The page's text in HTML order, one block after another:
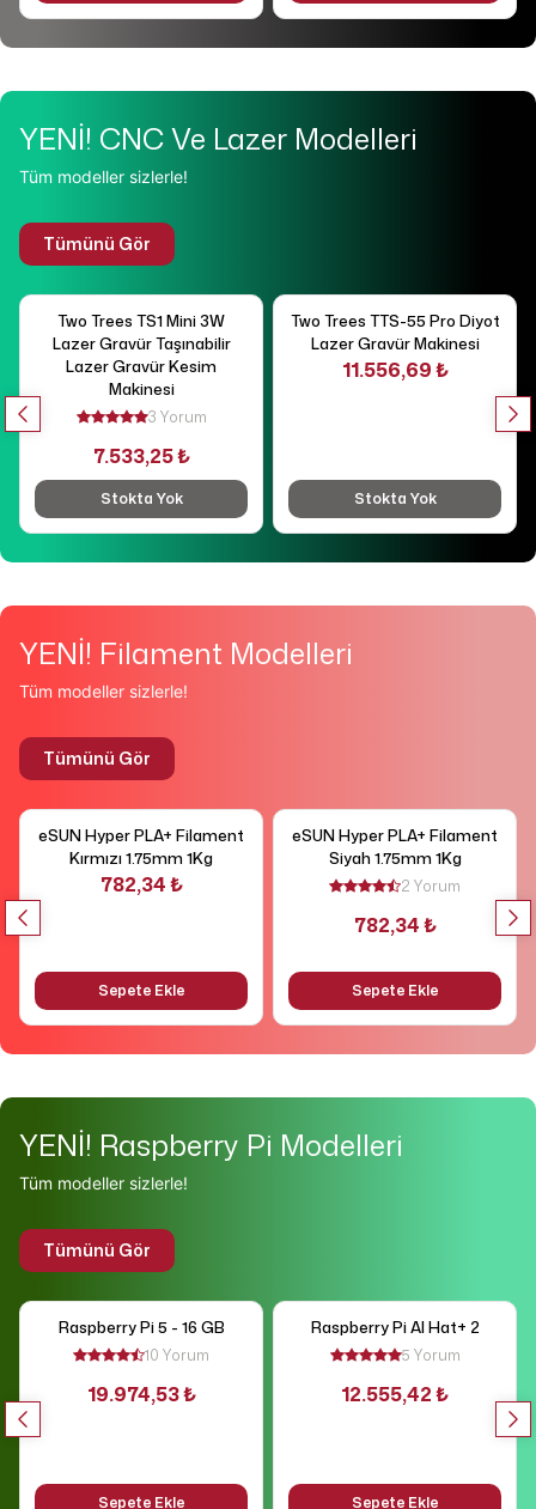
YENİ! CNC Ve Lazer Modelleri
Tüm modeller sizlerle!
Tümünü Gör
Two Trees TS1 Mini 3W
Lazer Gravür Taşınabilir
Lazer Gravür Kesim
Makinesi
3 Yorum
7.533,25 ₺
Stokta Yok
Two Trees TTS-55 Pro Diyot
Lazer Gravür Makinesi
11.556,69 ₺
Stokta Yok
YENİ! Filament Modelleri
Tüm modeller sizlerle!
Tümünü Gör
eSUN Hyper PLA+ Filament
Kırmızı 1.75mm 1Kg
782,34 ₺
Sepete Ekle
eSUN Hyper PLA+ Filament
Siyah 1.75mm 1Kg
2 Yorum
782,34 ₺
Sepete Ekle
YENİ! Raspberry Pi Modelleri
Tüm modeller sizlerle!
Tümünü Gör
Raspberry Pi 5 - 16 GB
10 Yorum
19.974,53 ₺
Sepete Ekle
Raspberry Pi Al Hat+ 2
5 Yorum
12.555,42 ₺
Sepete Ekle